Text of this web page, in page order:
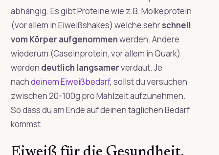
abhängig. Es gibt Proteine wie z.B. Molkeprotein
(vor allem in Eiweißshakes) welche sehrschnell
vom Körper aufgenommenwerden. Andere
wiederum (Caseinprotein, vor allem in Quark)
werden deutlich langsamerverdaut. Je
nachdeinem Eiweißbedarf, sollst du versuchen
zwischen 20-100g pro Mahlzeit aufzunehmen.
So dass du am Ende auf deinen täglichen Bedarf
kommst.